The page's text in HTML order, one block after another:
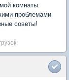
комнаты.
проблемами
советы!